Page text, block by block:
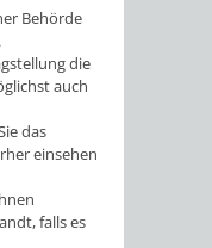
Behörde
die
auch
das
einsehen
falls es